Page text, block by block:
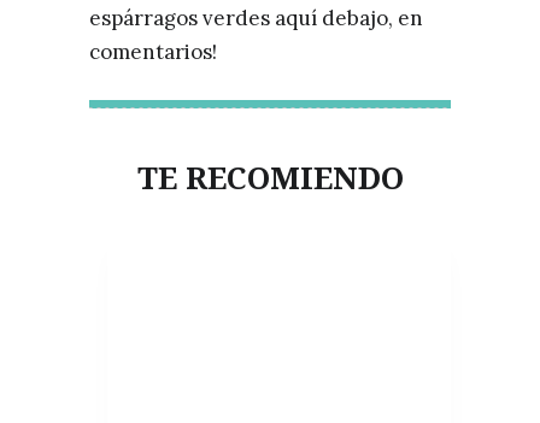
espárragos verdes aquí debajo, en
comentarios!
TE RECOMIENDO